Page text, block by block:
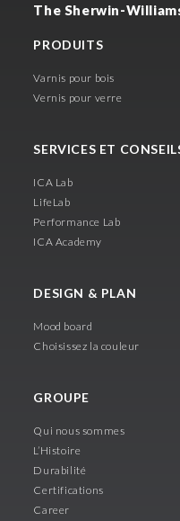
The Sherwin-
PRODUITS
Varnis pour bois
Vernis pour verre
SERVICES ET
ICA Lab
LifeLab
Performance Lab
ICA Academy
DESIGN & PLAN
Mood board
Choisissez la couleur
GROUPE
Qui nous sommes
L’Histoire
Durabilité
Certifications
Career